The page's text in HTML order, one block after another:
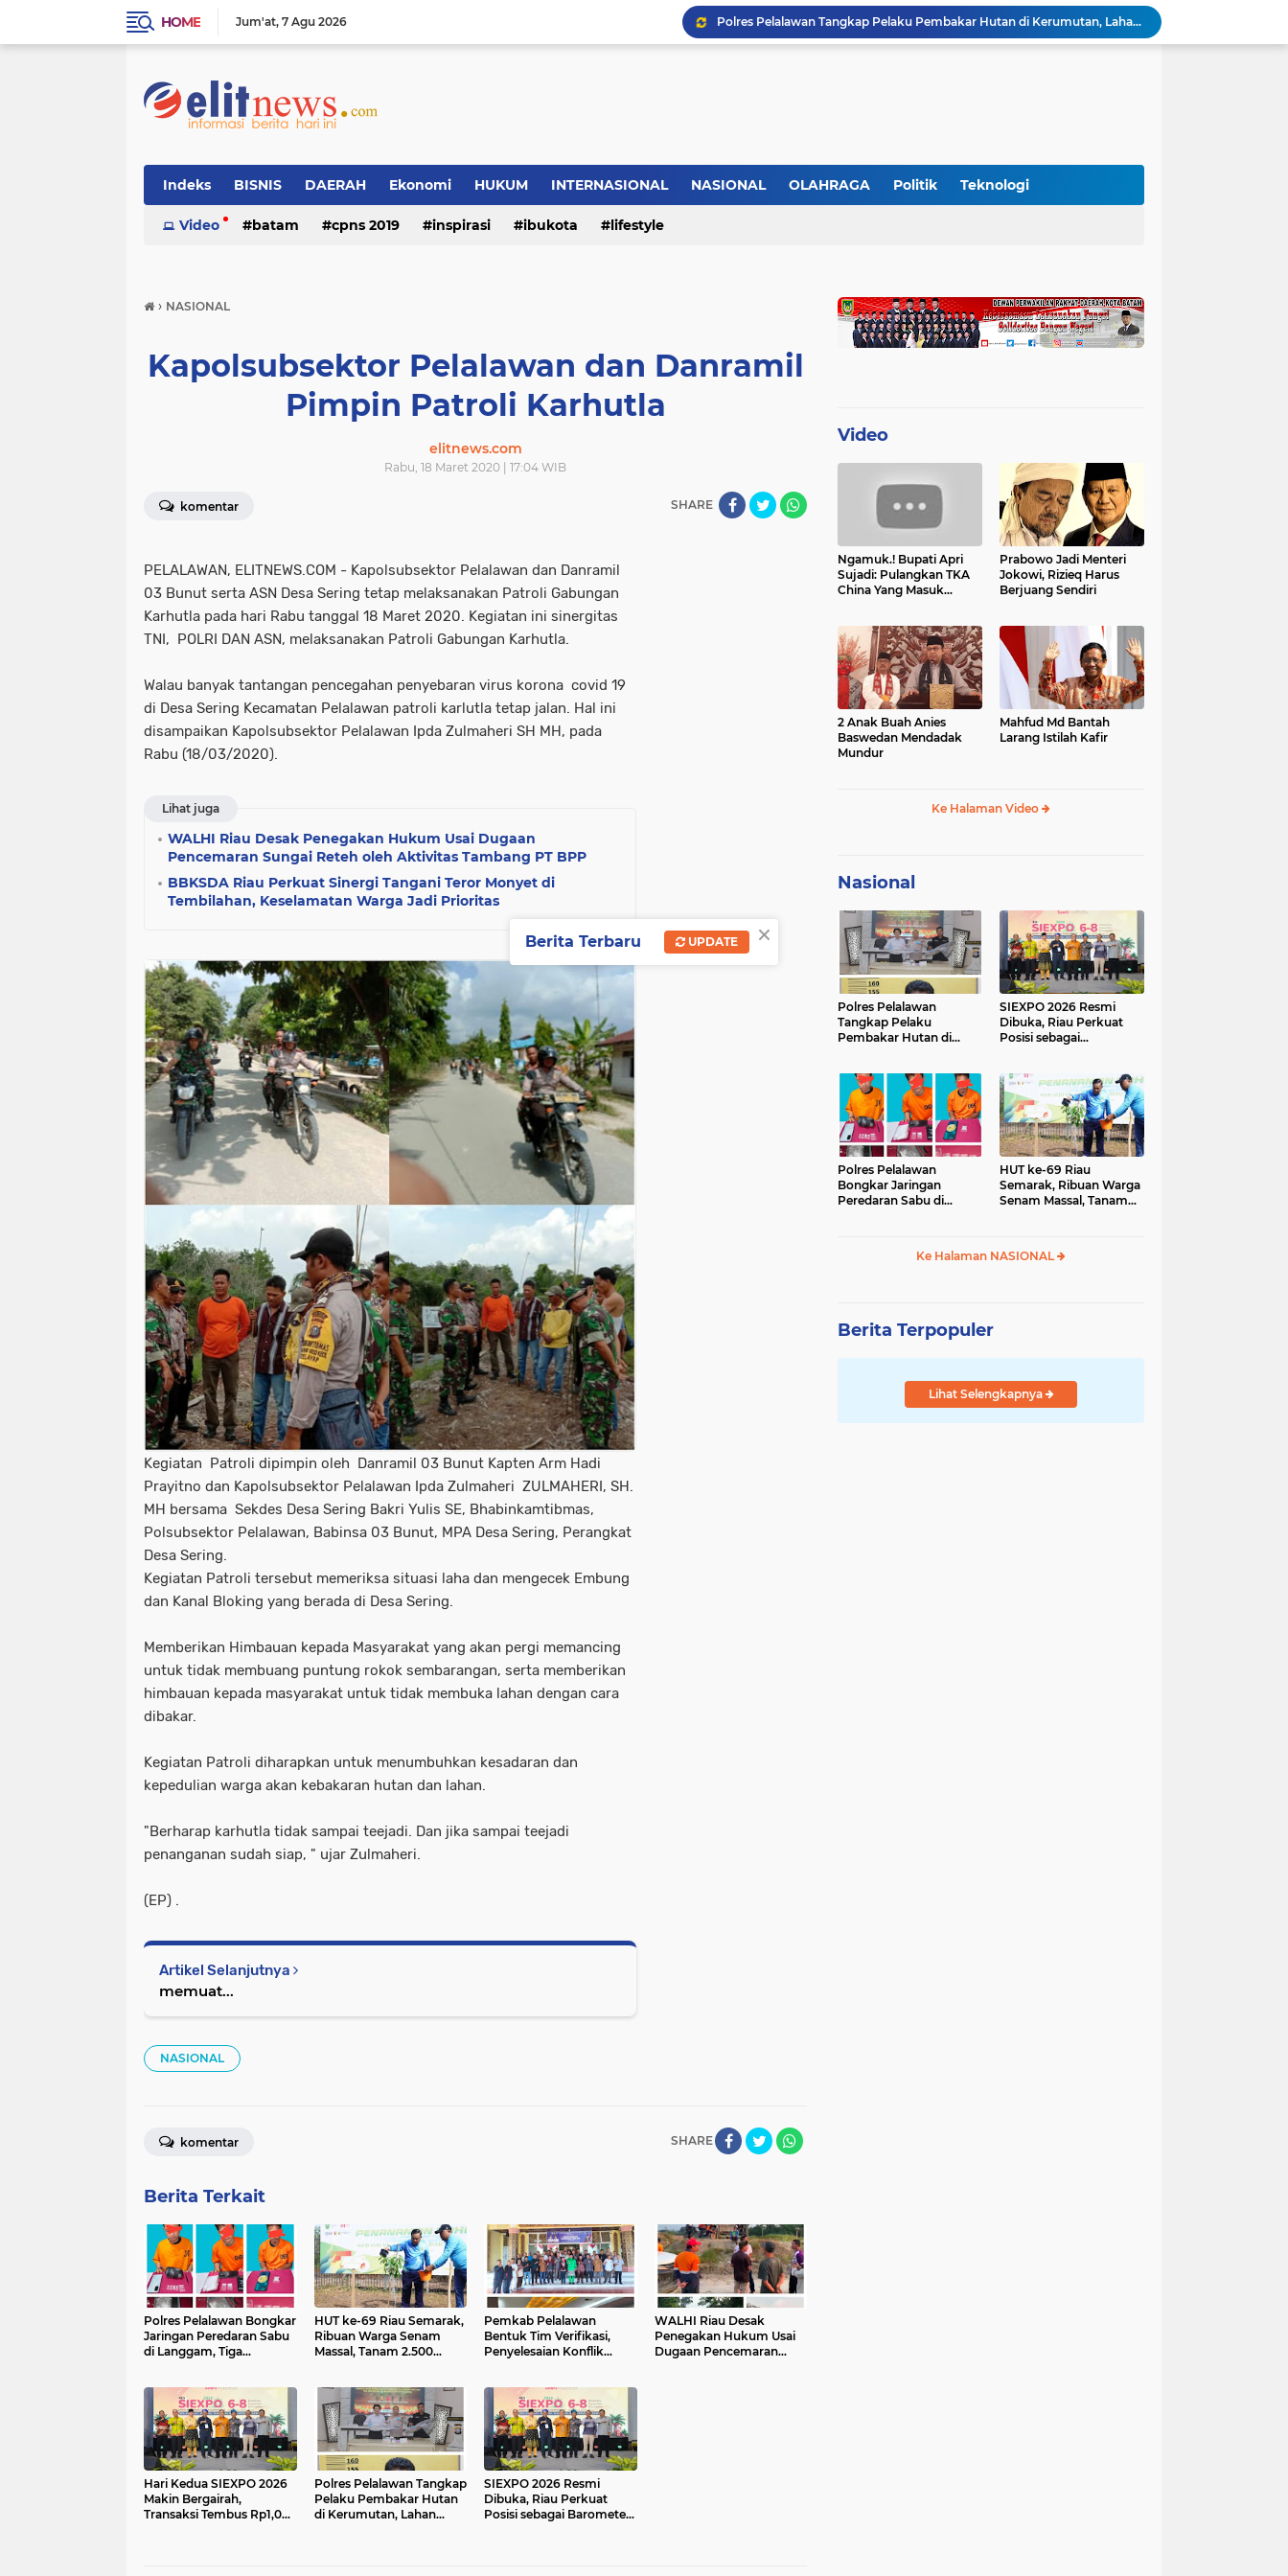
HOME Jum'at 7 Agu 2026
Polres Pelalawan Tangkap Pelaku Pembakar Hutan di Kerumutan, Lahan Gambut Dibuka untuk Kebun Sawit
SIEXPO 2026 Resmi Dibuka, Riau Perkuat Posisi sebagai Barometer Industri Sawit Nasional
Hari Kedua SIEXPO 2026 Makin Bergairah, Transaksi Tembus Rp1,05 Miliar dan Dorongan Palm Oil Institute Menguat
Indeks BISNIS DAERAH Ekonomi HUKUM INTERNASIONAL NASIONAL OLAHRAGA Politik Teknologi
Video batam cpns 2019 inspirasi ibukota lifestyle
› NASIONAL
Kapolsubsektor Pelalawan dan Danramil
Pimpin Patroli Karhutla
elitnews.com
Rabu, 18 Maret 2020 | 17:04 WIB
komentar SHARE
PELALAWAN, ELITNEWS.COM - Kapolsubsektor Pelalawan dan Danramil
03 Bunut serta ASN Desa Sering tetap melaksanakan Patroli Gabungan
Karhutla pada hari Rabu tanggal 18 Maret 2020. Kegiatan ini sinergitas
TNI, POLRI DAN ASN, melaksanakan Patroli Gabungan Karhutla.
Walau banyak tantangan pencegahan penyebaran virus korona covid 19
di Desa Sering Kecamatan Pelalawan patroli karlutla tetap jalan. Hal ini
disampaikan Kapolsubsektor Pelalawan Ipda Zulmaheri SH MH, pada
Rabu (18/03/2020).
Lihat juga
WALHI Riau Desak Penegakan Hukum Usai Dugaan
Pencemaran Sungai Reteh oleh Aktivitas Tambang PT BPP
BBKSDA Riau Perkuat Sinergi Tangani Teror Monyet di
Tembilahan, Keselamatan Warga Jadi Prioritas
Kegiatan Patroli dipimpin oleh Danramil 03 Bunut Kapten Arm Hadi
Prayitno dan Kapolsubsektor Pelalawan Ipda Zulmaheri ZULMAHERI, SH.
MH bersama Sekdes Desa Sering Bakri Yulis SE, Bhabinkamtibmas,
Polsubsektor Pelalawan, Babinsa 03 Bunut, MPA Desa Sering, Perangkat
Desa Sering.
Kegiatan Patroli tersebut memeriksa situasi laha dan mengecek Embung
dan Kanal Bloking yang berada di Desa Sering.
Memberikan Himbauan kepada Masyarakat yang akan pergi memancing
untuk tidak membuang puntung rokok sembarangan, serta memberikan
himbauan kepada masyarakat untuk tidak membuka lahan dengan cara
dibakar.
Kegiatan Patroli diharapkan untuk menumbuhkan kesadaran dan
kepedulian warga akan kebakaran hutan dan lahan.
"Berharap karhutla tidak sampai teejadi. Dan jika sampai teejadi
penanganan sudah siap, " ujar Zulmaheri.
(EP) .
Artikel Selanjutnya
memuat...
NASIONAL
SHARE
komentar
Berita Terkait
Polres Pelalawan Bongkar
Jaringan Peredaran Sabu
di Langgam, Tiga
HUT ke-69 Riau Semarak,
Ribuan Warga Senam
Massal, Tanam 2.500
Pemkab Pelalawan
Bentuk Tim Verifikasi,
Penyelesaian Konflik
Babak Baru
WALHI Riau Desak
Penegakan Hukum Usai
Dugaan Pencemaran
Hari Kedua SIEXPO 2026
Makin Bergairah,
Transaksi Tembus Rp1,05
Polres Pelalawan Tangkap
Pelaku Pembakar Hutan
di Kerumutan, Lahan
SIEXPO 2026 Resmi
Dibuka, Riau Perkuat
Posisi sebagai Barometer
Video
Ngamuk.! Bupati Apri
Sujadi: Pulangkan TKA
China Yang Masuk
Prabowo Jadi Menteri
Jokowi, Rizieq Harus
Berjuang Sendiri
2 Anak Buah Anies
Baswedan Mendadak
Mundur
Mahfud Md Bantah
Larang Istilah Kafir
Ke Halaman Video
Nasional
Polres Pelalawan
Tangkap Pelaku
Pembakar Hutan di
Kebun Sawit
SIEXPO 2026 Resmi
Dibuka, Riau Perkuat
Posisi sebagai
Polres Pelalawan
Bongkar Jaringan
Peredaran Sabu di
HUT ke-69 Riau
Semarak, Ribuan Warga
Senam Massal, Tanam
Ke Halaman NASIONAL
Berita Terpopuler
Lihat Selengkapnya
×
Berita Terbaru UPDATE